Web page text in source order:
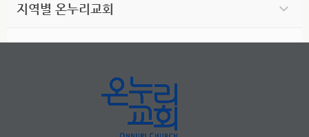
지역별 온누리교회